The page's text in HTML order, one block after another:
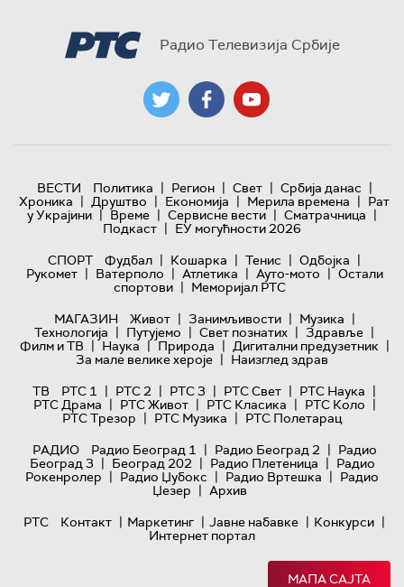
Радио Телевизија Србије
ВЕСТИ Политика | Регион | Свет | Србија данас |
Хроника | Друштво | Економија | Мерила времена | Рат
у Украјини | Време | Сервисне вести | Сматрачница |
Подкаст | ЕУ могућности 2026
СПОРТ
Фудбал | Кошарка | Тенис | Одбојка |
Рукомет | Ватерполо | Атлетика | Ауто-мото | Остали
спортови | Меморијал РТС
МАГАЗИН
Живот | Занимљивости | Музика |
Технологијa | Путујемо | Свет познатих | Здравље |
Филм и ТВ | Наука | Природа | Дигитални предузетник |
За мале велике хероје | Наизглед здрав
ТВ
РТС 1 | РТС 2 | РТС 3 | РТС Свет | РТС Наука |
РТС Драма | РТС Живот | РТС Класика | РТС Коло |
РТС Трезор | РТС Музика | РТС Полетарац
РАДИО
Радио Београд 1 | Радио Београд 2 | Радио
Београд 3 | Београд 202 | Радио Плетеница | Радио
Рокенролер | Радио Џубокс | Радио Вртешка | Радио
Џезер | Архив
РТС
Контакт | Маркетинг | Јавне набавке | Конкурси |
Интернет портал
МАПА САЈТА